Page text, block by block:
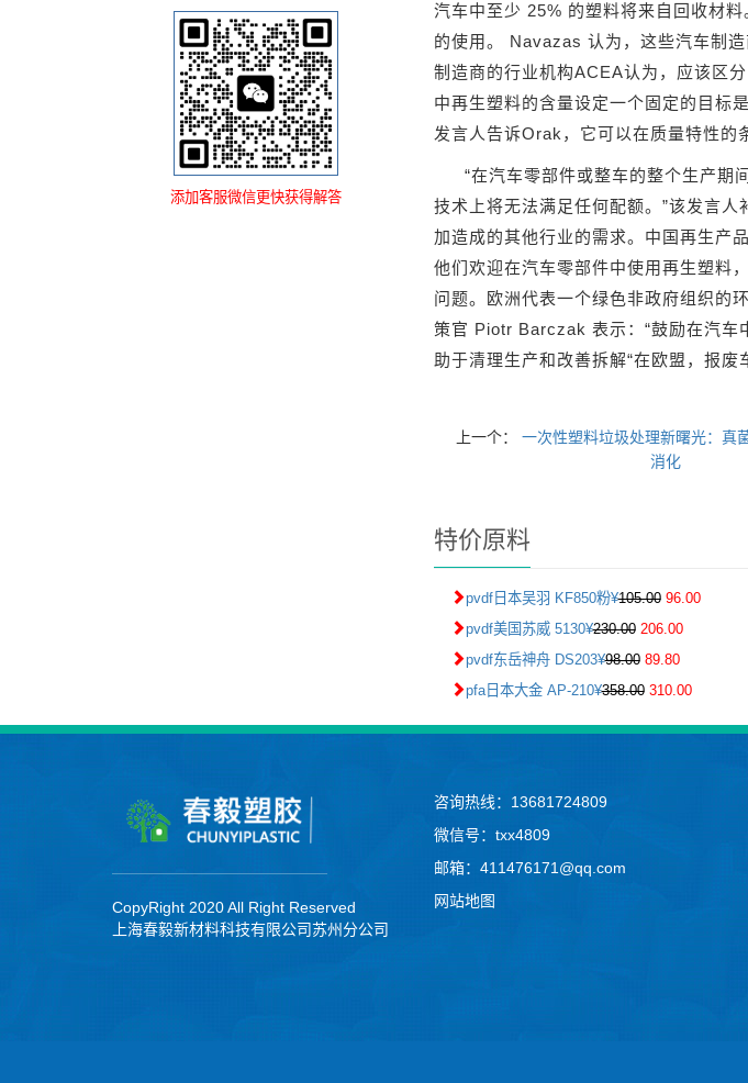
汽车中至少 25% 的塑料将来自回收材
的使用。 Navazas 认为，这些汽车制
制造商的行业机构ACEA认为，应该区
中再生塑料的含量设定一个固定的目标
发言人告诉Orak，它可以在质量特性的
“在汽车零部件或整车的整个生产期
技术上将无法满足任何配额。”该发言
加造成的其他行业的需求。中国再生产
他们欢迎在汽车零部件中使用再生塑料
问题。欧洲代表一个绿色非政府组织的
策官 Piotr Barczak 表示：“鼓励在汽车
助于清理生产和改善拆解“在欧盟，报废
上一个：一次性塑料垃圾处理新曙光：真
消化
特价原料
pvdf日本吴羽 KF850粉¥105.00 96.00
pvdf美国苏威 5130¥230.00 206.00
pvdf东岳神舟 DS203¥98.00 89.80
pfa日本大金 AP-210¥358.00 310.00
添加客服微信更快获得解答
CopyRight 2020 All Right Reserved
上海春毅新材料科技有限公司苏州分公司
咨询热线：13681724809
微信号：txx4809
邮箱：411476171@qq.com
网站地图